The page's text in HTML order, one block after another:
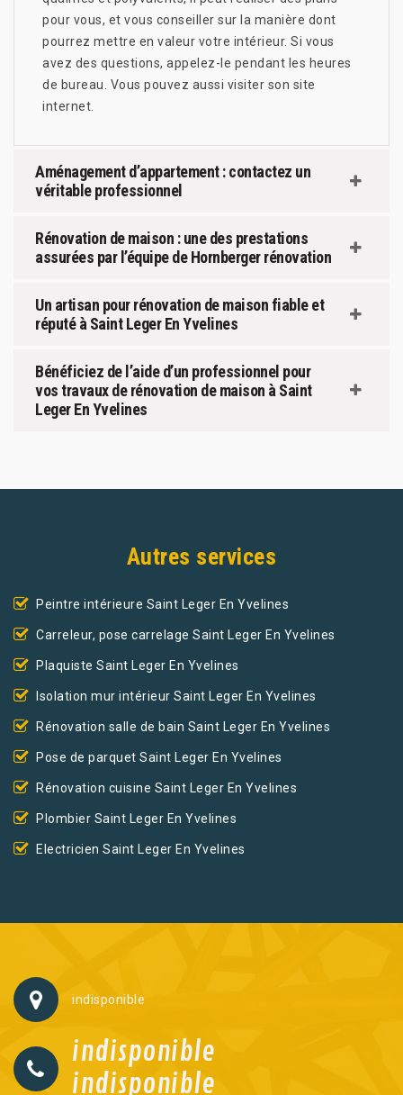
pour vous, et vous conseiller sur la manière dont
pourrez mettre en valeur votre intérieur. Si vous
avez des questions, appelez-le pendant les heures
de bureau. Vous pouvez aussi visiter son site
internet.
Aménagement d’appartement : contactez un
véritable professionnel
Rénovation de maison : une des prestations
assurées par l’équipe de Hornberger rénovation
Un artisan pour rénovation de maison fiable et
réputé à Saint Leger En Yvelines
Bénéficiez de l’aide d’un professionnel pour
vos travaux de rénovation de maison à Saint
Leger En Yvelines
Autres services
Peintre intérieure Saint Leger En Yvelines
Carreleur, pose carrelage Saint Leger En Yvelines
Plaquiste Saint Leger En Yvelines
Isolation mur intérieur Saint Leger En Yvelines
Rénovation salle de bain Saint Leger En Yvelines
Pose de parquet Saint Leger En Yvelines
Rénovation cuisine Saint Leger En Yvelines
Plombier Saint Leger En Yvelines
Electricien Saint Leger En Yvelines
indisponible
indisponible
indisponible